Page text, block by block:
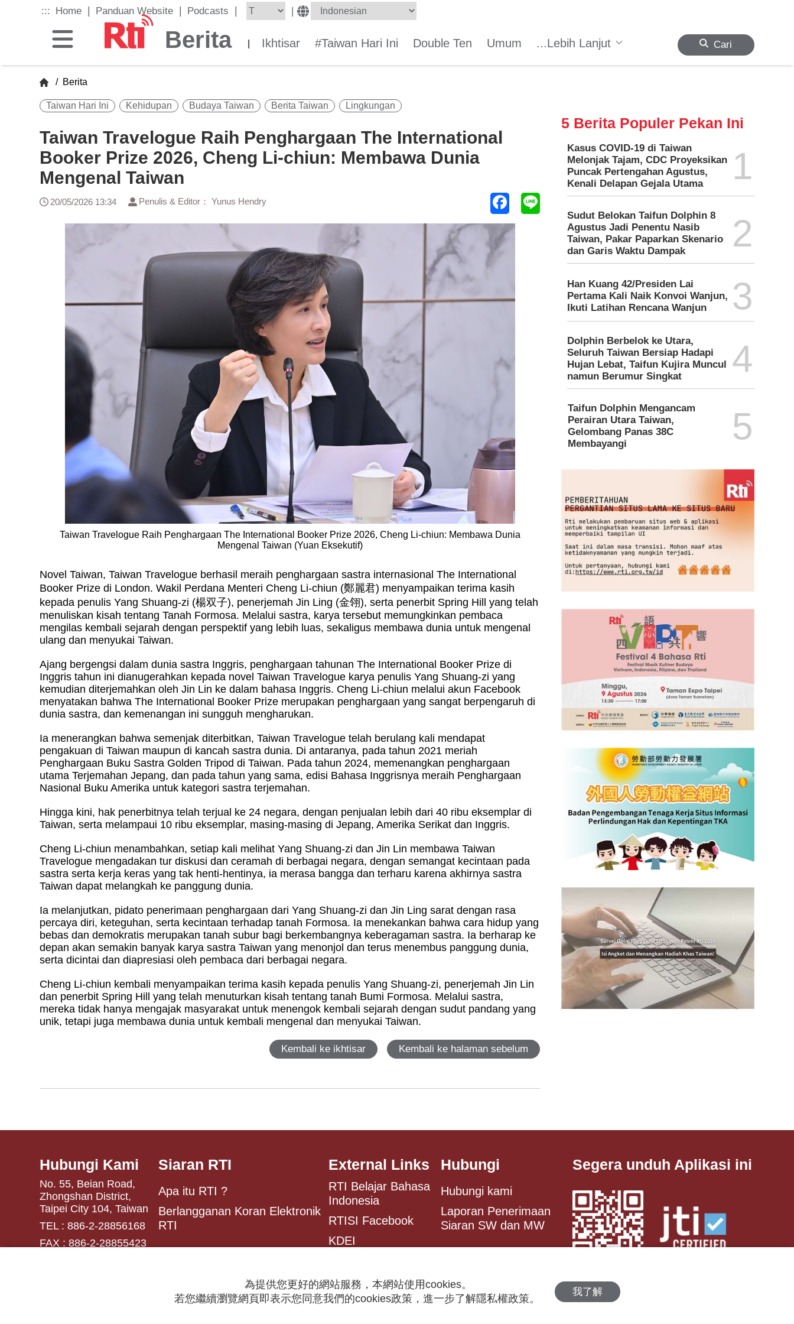
::: Home Panduan Website Podcasts |
Berita Ikhtisar #Taiwan Hari Ini Double Ten Umum ...Lebih Lanjut Cari
/ Berita
Taiwan Hari Ini Kehidupan Budaya Taiwan Berita Taiwan Lingkungan
Taiwan Travelogue Raih Penghargaan The International
Booker Prize 2026, Cheng Li-chiun: Membawa Dunia
Mengenal Taiwan
20/05/2026 13:34 Penulis & Editor： Yunus Hendry
Taiwan Travelogue Raih Penghargaan The International Booker Prize 2026, Cheng Li-chiun: Membawa Dunia
Mengenal Taiwan (Yuan Eksekutif)
Novel Taiwan, Taiwan Travelogue berhasil meraih penghargaan sastra internasionalThe International
Booker Prize di London. Wakil Perdana Menteri Cheng Li-chiun (鄭麗君) menyampaikan terima kasih
kepada penulis Yang Shuang-zi (楊双子), penerjemah Jin Ling (金翎), serta penerbit Spring Hill yang telah
menuliskan kisah tentang Tanah Formosa. Melalui sastra, karya tersebut memungkinkan pembaca
mengilas kembali sejarah dengan perspektif yang lebih luas, sekaligus membawa dunia untuk mengenal
ulang dan menyukai Taiwan.
Ajang bergengsi dalam dunia sastra Inggris, penghargaan tahunanThe International Booker Prize di
Inggris tahun ini dianugerahkan kepada novel Taiwan Travelogue karya penulis Yang Shuang-zi yang
kemudian diterjemahkan oleh Jin Lin ke dalam bahasa Inggris. Cheng Li-chiun melalui akun Facebook
menyatakan bahwa The International Booker Prize merupakan penghargaan yang sangat berpengaruh di
dunia sastra, dan kemenangan ini sungguh mengharukan.
Ia menerangkan bahwa semenjak diterbitkan, Taiwan Travelogue telah berulang kali mendapat
pengakuan di Taiwan maupun di kancah sastra dunia. Di antaranya, pada tahun 2021 meriah
Penghargaan Buku Sastra Golden Tripod di Taiwan. Pada tahun 2024, memenangkan penghargaan
utama Terjemahan Jepang, dan pada tahun yang sama, edisi Bahasa Inggrisnya meraih Penghargaan
Nasional Buku Amerika untuk kategori sastra terjemahan.
Hingga kini, hak penerbitnya telah terjual ke 24 negara, dengan penjualan lebih dari 40 ribu eksemplar di
Taiwan, serta melampaui 10 ribu eksemplar, masing-masing di Jepang, Amerika Serikat dan Inggris.
Cheng Li-chiun menambahkan, setiap kali melihat Yang Shuang-zi dan Jin Lin membawa Taiwan
Travelogue mengadakan tur diskusi dan ceramah di berbagai negara, dengan semangat kecintaan pada
sastra serta kerja keras yang tak henti-hentinya, ia merasa bangga dan terharu karena akhirnya sastra
Taiwan dapat melangkah ke panggung dunia.
Ia melanjutkan, pidato penerimaan penghargaan dari Yang Shuang-zi dan Jin Ling sarat dengan rasa
percaya diri, keteguhan, serta kecintaan terhadap tanah Formosa. Ia menekankan bahwa cara hidup yang
bebas dan demokratis merupakan tanah subur bagi berkembangnya keberagaman sastra. Ia berharap ke
depan akan semakin banyak karya sastra Taiwan yang menonjol dan terus menembus panggung dunia,
serta dicintai dan diapresiasi oleh pembaca dari berbagai negara.
Cheng Li-chiun kembali menyampaikan terima kasih kepada penulis Yang Shuang-zi, penerjemah Jin Lin
dan penerbit Spring Hill yang telah menuturkan kisah tentang tanah Bumi Formosa. Melalui sastra,
mereka tidak hanya mengajak masyarakat untuk menengok kembali sejarah dengan sudut pandang yang
unik, tetapi juga membawa dunia untuk kembali mengenal dan menyukai Taiwan.
Kembali ke ikhtisar Kembali ke halaman sebelum
5 Berita Populer Pekan Ini
Kasus COVID-19 di Taiwan
Melonjak Tajam, CDC Proyeksikan
Puncak Pertengahan Agustus,
Kenali Delapan Gejala Utama
1
Sudut Belokan Taifun Dolphin 8
Agustus Jadi Penentu Nasib
Taiwan, Pakar Paparkan Skenario
dan Garis Waktu Dampak
2
Han Kuang 42/Presiden Lai
Pertama Kali Naik Konvoi Wanjun,
Ikuti Latihan Rencana Wanjun
3
Dolphin Berbelok ke Utara,
Seluruh Taiwan Bersiap Hadapi
Hujan Lebat, Taifun Kujira Muncul
namun Berumur Singkat
4
Taifun Dolphin Mengancam
Perairan Utara Taiwan,
Gelombang Panas 38C
Membayangi
5
Hubungi Kami
No. 55, Beian Road,
Zhongshan District,
Taipei City 104, Taiwan
TEL : 886-2-28856168
FAX : 886-2-28855423
Siaran RTI
Apa itu RTI ?
Berlangganan Koran Elektronik
RTI
External Links
RTI Belajar Bahasa
Indonesia
RTISI Facebook
KDEI
Hubungi
Hubungi kami
Laporan Penerimaan
Siaran SW dan MW
Segera unduh Aplikasi ini
為提供您更好的網站服務，本網站使用cookies。
若您繼續瀏覽網頁即表示您同意我們的cookies政策，進一步了解隱私權政策。
我了解